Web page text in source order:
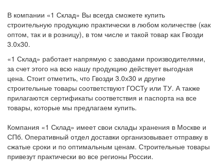
В компании «1 Склад» Вы всегда сможете купить
строительную продукцию практически в любом количестве (как
оптом, так и в розницу), в том числе и такой товар как Гвозди
3.0х30.
«1 Склад» работает напрямую с заводами производителями,
за счет этого на всю нашу продукцию действует выгодная
цена. Стоит отметить, что Гвозди 3.0х30 и другие
строительные товары соответствуют ГОСТу или ТУ. А также
прилагаются сертификаты соответствия и паспорта на все
товары, которые мы предлагаем купить.
Компания «1 Склад» имеет свои склады хранения в Москве и
СПб. Оперативный отдел доставки организовывает отправку в
сжатые сроки и по оптимальным ценам. Строительные товары
привезут практически во все регионы России.